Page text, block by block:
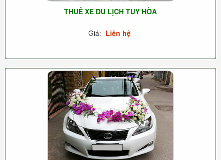
THUÊ XE DU LỊCH TUY HÒA
Giá: Liên hệ